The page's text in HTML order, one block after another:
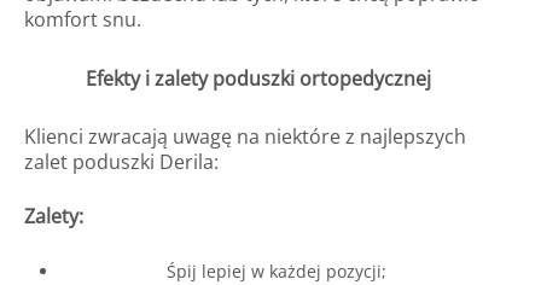
komfort snu.
Efekty i zalety poduszki ortopedycznej
Klienci zwracają uwagę na niektóre z najlepszych
zalet poduszki Derila:
Zalety:
Śpij lepiej w każdej pozycji;